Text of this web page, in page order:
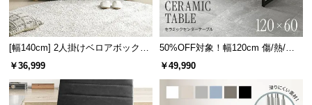
ト
知
[幅140cm] 2人掛けベロアボックス
ソファ
￥36,999
50%OFF対象！幅120cm 傷/熱/汚
れに強い セラミック製センターテ
熱
￥49,990